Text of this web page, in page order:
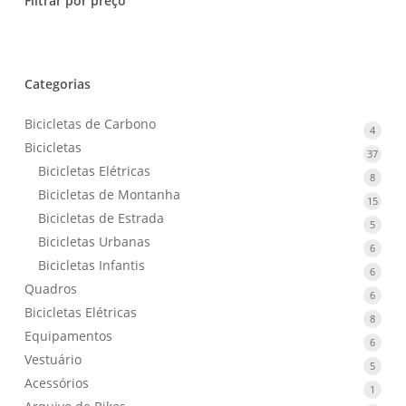
Categorias
Bicicletas de Carbono 44
Bicicletas 3737
Bicicletas Elétricas 88
Bicicletas de Montanha 1515
Bicicletas de Estrada 55
Bicicletas Urbanas 66
Bicicletas Infantis 66
Quadros 66
Bicicletas Elétricas 88
Equipamentos 66
Vestuário 55
Acessórios 1